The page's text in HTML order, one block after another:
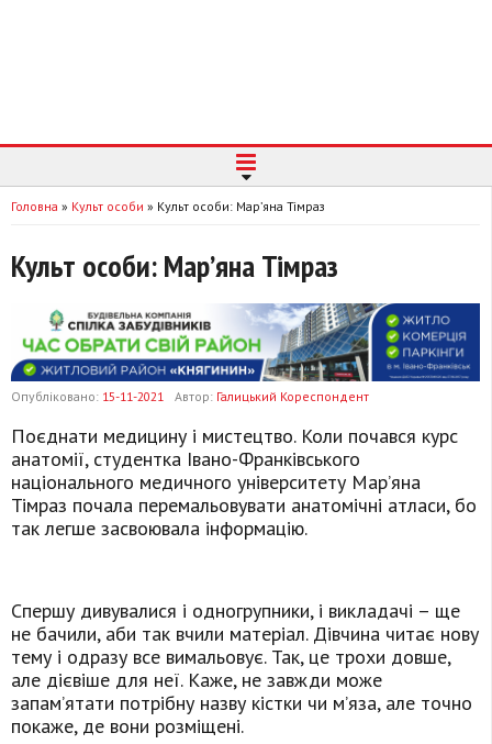
Головна » Культ особи » Культ особи: Мар’яна Тімраз
Культ особи: Мар’яна Тімраз
Опубліковано: 15-11-2021 Автор: Галицький Кореспондент
Поєднати медицину і мистецтво. Коли почався курс
анатомії, студентка Івано-Франківського
національного медичного університету Мар’яна
Тімраз почала перемальовувати анатомічні атласи, бо
так легше засвоювала інформацію.
Спершу дивувалися і одногрупники, і викладачі – ще
не бачили, аби так вчили матеріал. Дівчина читає нову
тему і одразу все вимальовує. Так, це трохи довше,
але дієвіше для неї. Каже, не завжди може
запам’ятати потрібну назву кістки чи м’яза, але точно
покаже, де вони розміщені.